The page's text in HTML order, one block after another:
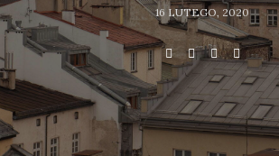
16 LUTEGO, 2020